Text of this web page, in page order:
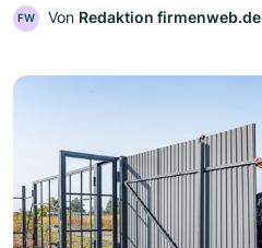
FW Von Redaktion firmenweb.de